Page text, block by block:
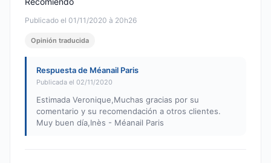
Publicado el 01/11/2020 à 20h26
Opinión traducida
Respuesta de Méanail Paris
Publicada el 02/11/2020
Estimada Veronique,Muchas gracias por su
comentario y su recomendación a otros clientes.
Muy buen día,Inès - Méanail Paris